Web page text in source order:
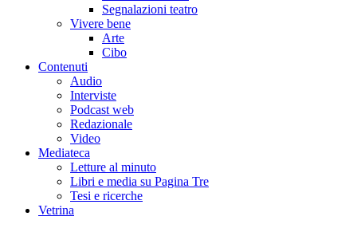
Segnalazioni teatro
Vivere bene
Arte
Cibo
Contenuti
Audio
Interviste
Podcast web
Redazionale
Video
Mediateca
Letture al minuto
Libri e media su Pagina Tre
Tesi e ricerche
Vetrina